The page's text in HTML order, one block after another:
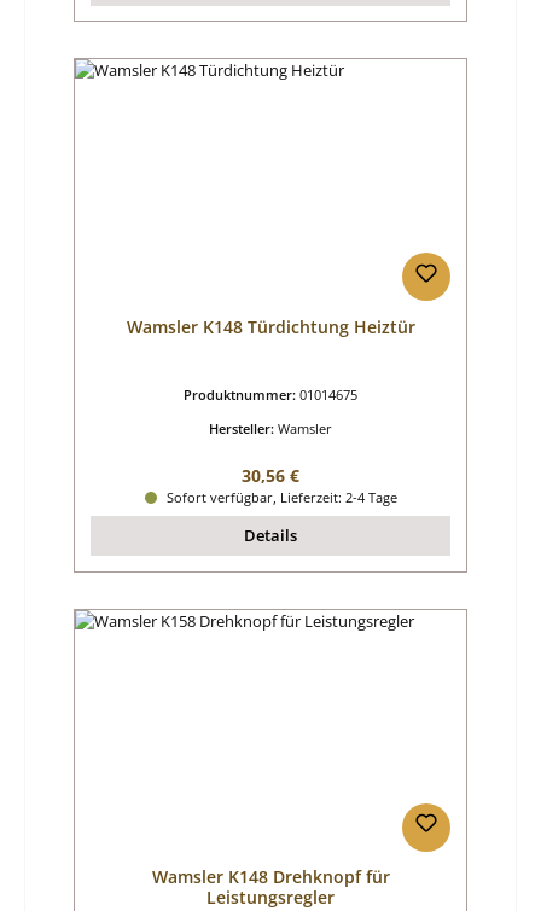
Wamsler K148 Türdichtung Heiztür
Produktnummer: 01014675
Hersteller: Wamsler
Regulärer Preis:
30,56 €
Sofort verfügbar, Lieferzeit: 2-4 Tage
Details
Wamsler K148 Drehknopf für
Leistungsregler